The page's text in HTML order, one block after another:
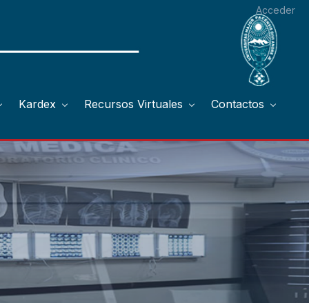
Acceder
Kardex Recursos Virtuales Contactos